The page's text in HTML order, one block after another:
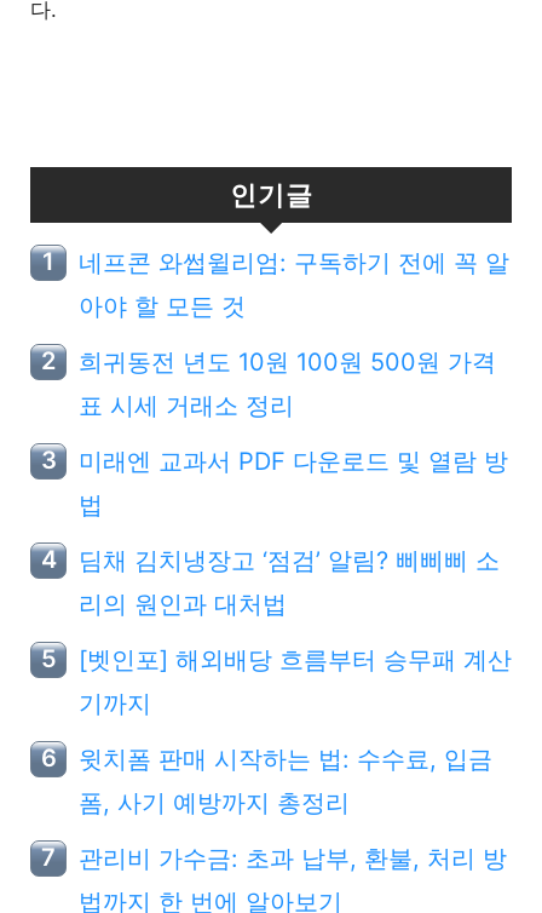
다.
인기글
네프콘 와썹윌리엄: 구독하기 전에 꼭 알
아야 할 모든 것
희귀동전 년도 10원 100원 500원 가격
표 시세 거래소 정리
미래엔 교과서 PDF 다운로드 및 열람 방
법
딤채 김치냉장고 ‘점검’ 알림? 삐삐삐 소
리의 원인과 대처법
[벳인포] 해외배당 흐름부터 승무패 계산
기까지
윗치폼 판매 시작하는 법: 수수료, 입금
폼, 사기 예방까지 총정리
관리비 가수금: 초과 납부, 환불, 처리 방
법까지 한 번에 알아보기